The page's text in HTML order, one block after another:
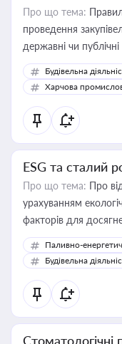
Про що тема:
проведення
державні чи
Будівельна
Харчова
ESG та сталий
Про що тема: Про
урахуванням
факторів для
Паливно-
Будівельна
Стоматологічні